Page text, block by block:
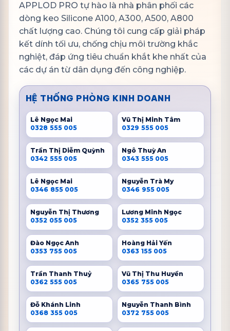
APPLOD PRO tự hào là nhà phân phối các
dòng keo Silicone A100, A300, A500, A800
chất lượng cao. Chúng tôi cung cấp giải pháp
kết dính tối ưu, chống chịu môi trường khắc
nghiệt, đáp ứng tiêu chuẩn khắt khe nhất của
các dự án từ dân dụng đến công nghiệp.
HỆ THỐNG PHÒNG KINH DOANH
Lê Ngọc Mai
0328 555 005
Vũ Thị Minh Tâm
0329 555 005
Trần Thị Diễm Quỳnh
0342 555 005
Ngô Thuỳ An
0343 555 005
Lê Ngọc Mai
0346 855 005
Nguyễn Trà My
0346 955 005
Nguyễn Thị Thương
0352 055 005
Lương Minh Ngọc
0352 355 005
Đào Ngọc Anh
0353 755 005
Hoàng Hải Yến
0363 155 005
Trần Thanh Thuỷ
0362 555 005
Vũ Thị Thu Huyền
0365 755 005
Đỗ Khánh Linh
0368 355 005
Nguyễn Thanh Bình
0372 755 005